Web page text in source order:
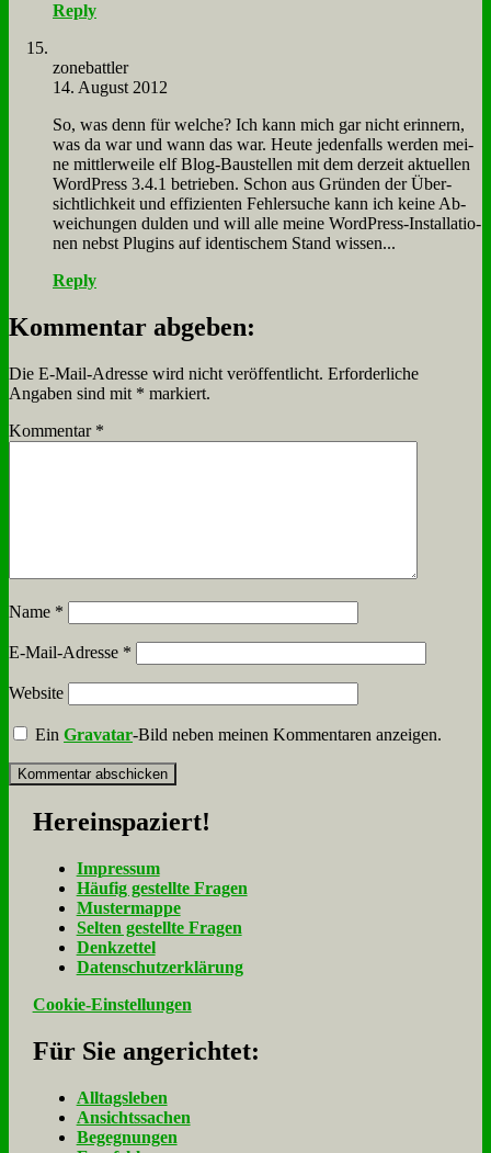
Reply
zone­batt­ler
14. August 2012
So, was denn für wel­che? Ich kann mich gar nicht er­in­nern,
was da war und wann das war. Heu­te je­den­falls wer­den mei­
ne mitt­ler­wei­le elf Blog-Bau­stel­len mit dem der­zeit ak­tu­el­len
Word­Press 3.4.1 be­trie­ben. Schon aus Grün­den der Über­
sicht­lich­keit und ef­fi­zi­en­ten Feh­ler­su­che kann ich kei­ne Ab­
wei­chun­gen dul­den und will al­le mei­ne Word­Press-In­stal­la­tio­
nen nebst Plug­ins auf iden­ti­schem Stand wis­sen...
Reply
Kommentar abgeben:
Die E-Mail-Adresse wird nicht veröffentlicht. Erforderliche
Angaben sind mit * markiert.
Kommentar *
Name *
E-Mail-Adresse *
Website
EinGravatar-Bild neben meinen Kommentaren anzeigen.
Her­ein­spa­ziert!
Im­pres­sum
Häu­fig ge­stell­te Fra­gen
Mu­ster­map­pe
Sel­ten ge­stell­te Fra­gen
Denk­zet­tel
Da­ten­schutz­er­klä­rung
Cookie-Einstellungen
Für Sie an­ge­rich­tet:
Alltagsleben
Ansichtssachen
Begegnungen